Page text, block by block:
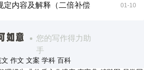
定内容及解释（二倍补偿 01-10
您的写作得力助
手
作文 文案 学科 百科